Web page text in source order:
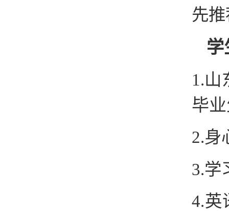
先
学
1.山
毕
2.身
3.学
4.英